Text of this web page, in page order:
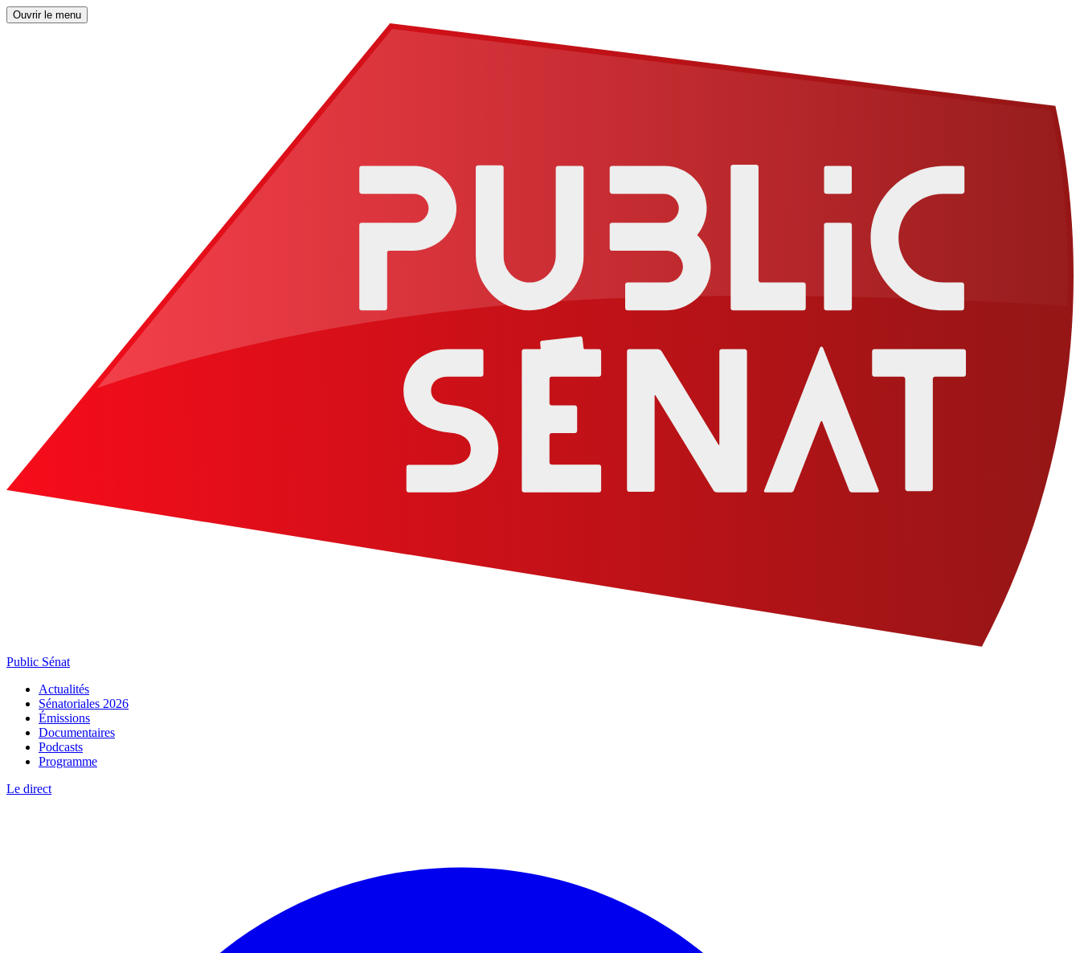
Ouvrir le menu
Public Sénat
Actualités
Sénatoriales 2026
Émissions
Documentaires
Podcasts
Programme
Le direct